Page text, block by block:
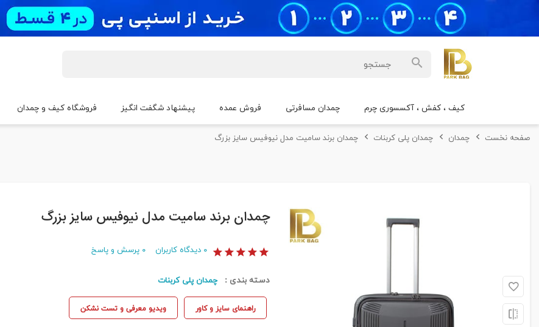
کیف ، کفش ، آکسسوری چرم چمدان مسافرتی فروش عمده پیشنهاد شگفت انگیز فروشگاه کیف و چمدان
صفحه نخست چمدان چمدان پلی کربنات چمدان برند سامیت مدل نیوفیس سایز بزرگ
چمدان برند سامیت مدل نیوفیس سایز بزرگ
۰ دیدگاه کاربران ۰ پرسش و پاسخ
دسته بندی : چمدان پلی کربنات
راهنمای سایز و کاور ویدیو معرفی و تست نشکن